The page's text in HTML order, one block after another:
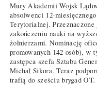
Mury Akademii Wojsk
absolwenci 12-
Terytorialnej.
zakończeniu nauki na
żołnierzami. Nominację
promowanych 142 osób), w
zastępca szefa Sztabu
Michał Sikora. Teraz
trafią do sześciu brygad OT.